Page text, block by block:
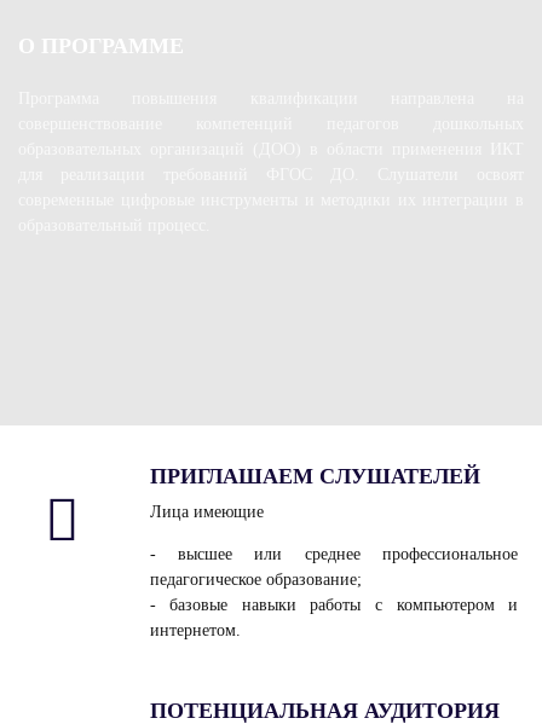
О ПРОГРАММЕ
ПРИГЛАШАЕМ СЛУШАТЕЛЕЙ
Лица имеющие
- высшее или среднее профессиональное
педагогическое образование;
- базовые навыки работы с компьютером и
интернетом.
ПОТЕНЦИАЛЬНАЯ АУДИТОРИЯ